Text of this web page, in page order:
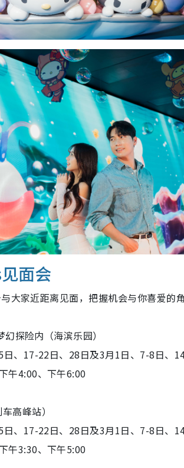
面会
大家近距离见面，把握机会与你喜爱的角
探险内（海滨乐园）
、17-22日、28日及3月1日、7-8日、
午4:00、下午6:00
高峰站）
、17-22日、28日及3月1日、7-8日、
午3:30、下午5:00